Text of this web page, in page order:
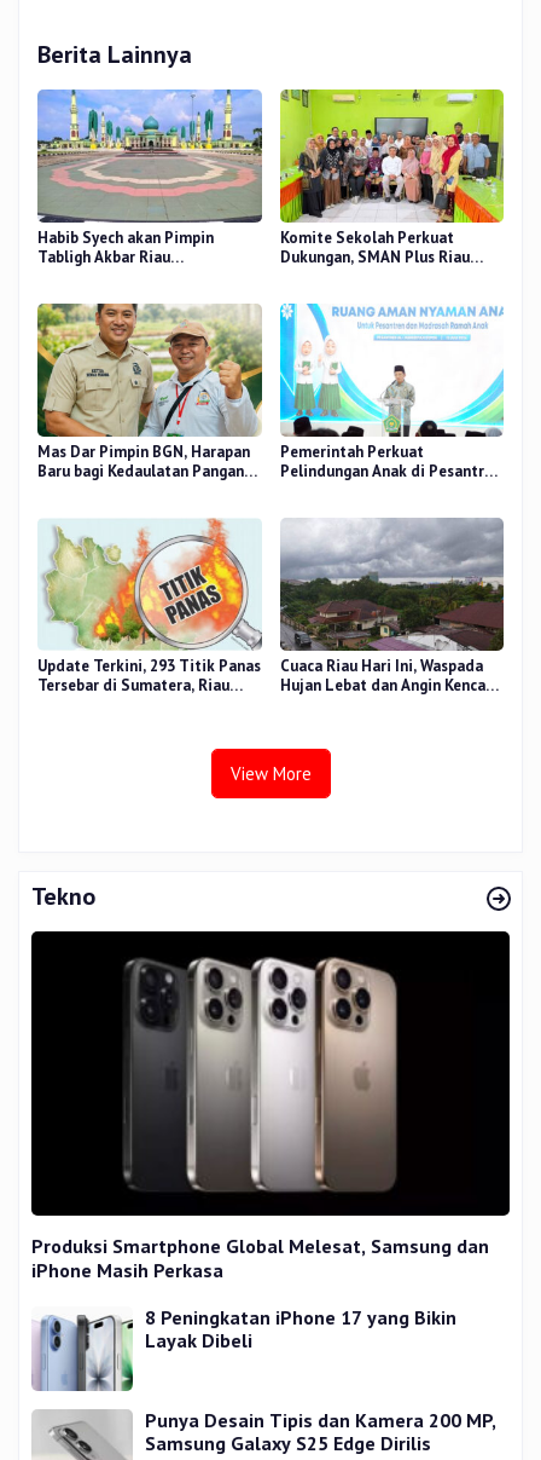
Berita Lainnya
Habib Syech akan Pimpin
Tabligh Akbar Riau
Komite Sekolah Perkuat
Dukungan, SMAN Plus Riau
Mas Dar Pimpin BGN, Harapan
Baru bagi Kedaulatan Pangan
Pemerintah Perkuat
Pelindungan Anak di Pesantren
Update Terkini, 293 Titik Panas
Tersebar di Sumatera, Riau
Cuaca Riau Hari Ini, Waspada
Hujan Lebat dan Angin Kencang
View More
Tekno
Produksi Smartphone Global Melesat, Samsung dan
iPhone Masih Perkasa
8 Peningkatan iPhone 17 yang Bikin
Layak Dibeli
Punya Desain Tipis dan Kamera 200 MP,
Samsung Galaxy S25 Edge Dirilis